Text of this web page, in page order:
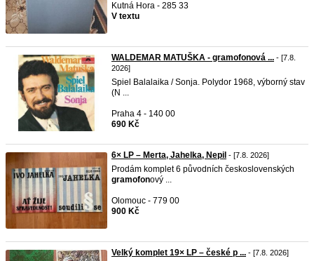
Kutná Hora - 285 33
V textu
WALDEMAR MATUŠKA - gramofonová ... - [7.8.
2026]
Spiel Balalaika / Sonja. Polydor 1968, výborný stav
(N ...
Praha 4 - 140 00
690 Kč
6× LP – Merta, Jahelka, Nepil - [7.8. 2026]
Prodám komplet 6 původních československých
gramofonový ...
Olomouc - 779 00
900 Kč
Velký komplet 19× LP – české p ... - [7.8. 2026]